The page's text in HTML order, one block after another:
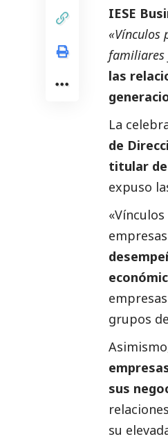
IESE
«Vínculos
familiares
las
La
de
titular de
expuso
grupos
sus
su